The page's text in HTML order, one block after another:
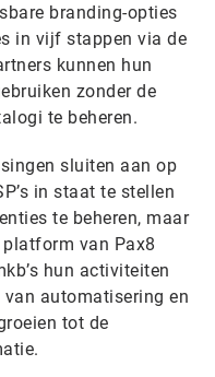
branding-opties
in vijf stappen via de
kunnen hun
zonder de
te beheren.
sluiten aan op
in staat te stellen
te beheren, maar
van Pax8
hun activiteiten
automatisering en
tot de